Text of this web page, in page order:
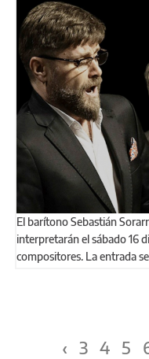
El barítono Sebastián
interpretarán el sábado 16
compositores. La entrada
‹ 3 4 5